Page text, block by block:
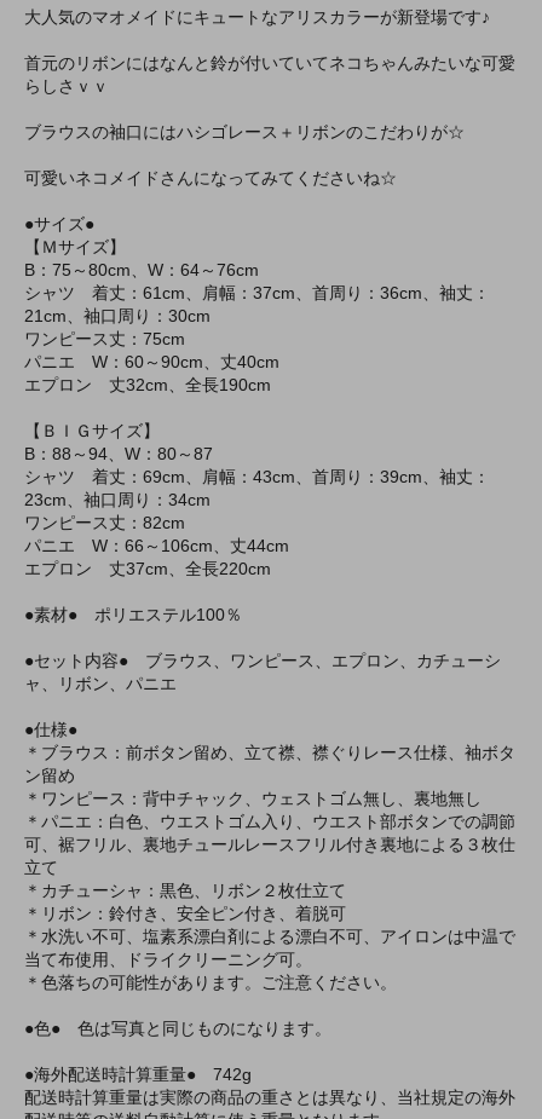
大人気のマオメイドにキュートなアリスカラーが新登場です♪
首元のリボンにはなんと鈴が付いていてネコちゃんみたいな可愛
らしさｖｖ
ブラウスの袖口にはハシゴレース＋リボンのこだわりが☆
可愛いネコメイドさんになってみてくださいね☆
●サイズ●
【Ｍサイズ】
B：75～80cm、W：64～76cm
シャツ 着丈：61cm、肩幅：37cm、首周り：36cm、袖丈：
21cm、袖口周り：30cm
ワンピース丈：75cm
パニエ W：60～90cm、丈40cm
エプロン 丈32cm、全長190cm
【ＢＩＧサイズ】
B：88～94、W：80～87
シャツ 着丈：69cm、肩幅：43cm、首周り：39cm、袖丈：
23cm、袖口周り：34cm
ワンピース丈：82cm
パニエ W：66～106cm、丈44cm
エプロン 丈37cm、全長220cm
●素材● ポリエステル100％
●セット内容● ブラウス、ワンピース、エプロン、カチューシ
ャ、リボン、パニエ
●仕様●
＊ブラウス：前ボタン留め、立て襟、襟ぐりレース仕様、袖ボタ
ン留め
＊ワンピース：背中チャック、ウェストゴム無し、裏地無し
＊パニエ：白色、ウエストゴム入り、ウエスト部ボタンでの調節
可、裾フリル、裏地チュールレースフリル付き裏地による３枚仕
立て
＊カチューシャ：黒色、リボン２枚仕立て
＊リボン：鈴付き、安全ピン付き、着脱可
＊水洗い不可、塩素系漂白剤による漂白不可、アイロンは中温で
当て布使用、ドライクリーニング可。
＊色落ちの可能性があります。ご注意ください。
●色● 色は写真と同じものになります。
●海外配送時計算重量● 742g
配送時計算重量は実際の商品の重さとは異なり、当社規定の海外